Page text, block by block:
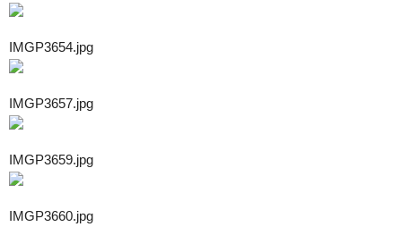
IMGP3654.jpg
IMGP3657.jpg
IMGP3659.jpg
IMGP3660.jpg